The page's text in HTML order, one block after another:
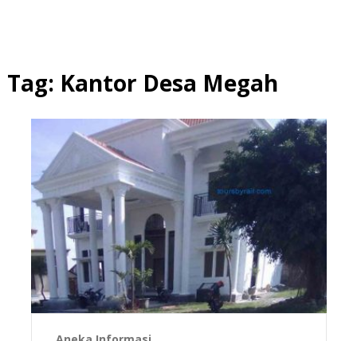
Tag: Kantor Desa Megah